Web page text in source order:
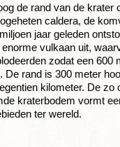
de rand van de krater
caldera, de
jaar geleden
vulkaan uit,
zodat een 600
De rand is 300 meter
kilometer. De zo
kraterbodem vormt
ter wereld.